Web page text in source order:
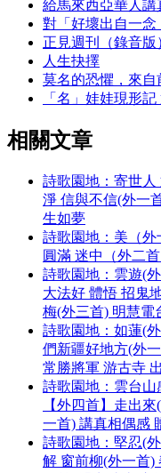
給馬來西亞華人
對「好壞出自一念
正見週刊（錄音版
人生抉擇
莫名的恐懼，來自
「名」娃娃現形記
相關文章
詩歌園地：寄世
淨 信與不信(外一
生如夢
詩歌園地：美（
圓滿 迷中（外二
詩歌園地：雲遊(
大法好 體悟 招鬼
梅(外三首) 明慧電
詩歌園地：如蓮(
們新疆好地方(外
常勝將軍 游古寺
詩歌園地：雲台山
【外四首】走出
一首) 講真相偶感
詩歌園地：堅忍(
解 窗前柳(外一首)